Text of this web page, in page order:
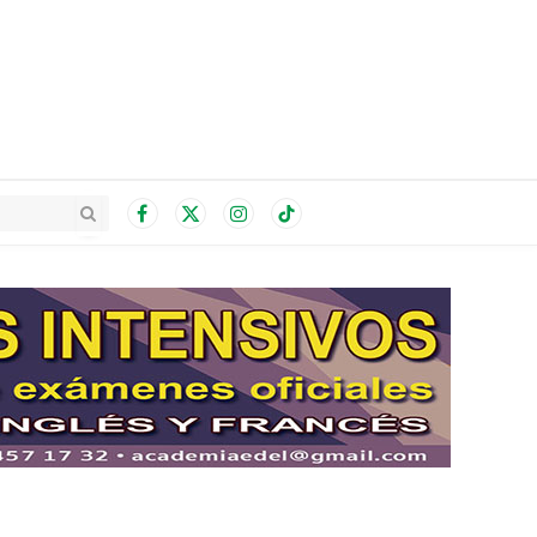
Facebook
X
InstagramTikTok